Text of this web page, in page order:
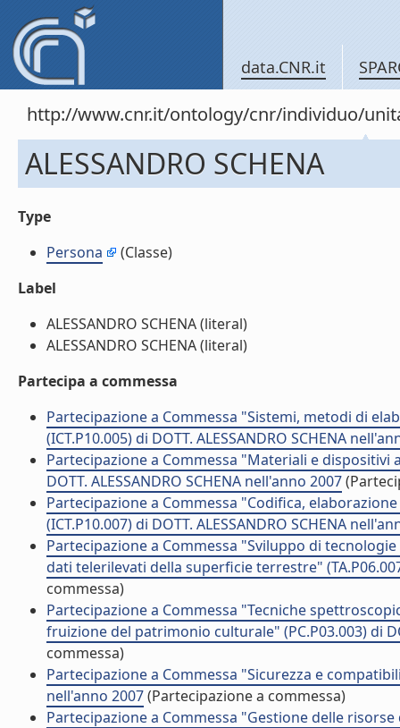
data.CNR.it
http://www.cnr.it/ontology/cnr/individuo/
ALESSANDRO SCHENA
Type
Persona
(Classe)
Label
ALESSANDRO SCHENA (literal)
ALESSANDRO SCHENA (literal)
Partecipa a commessa
Partecipazione a Commessa "Sistemi, metodi di
(ICT.P10.005) di DOTT. ALESSANDRO SCHENA
Partecipazione a Commessa "Materiali e
DOTT. ALESSANDRO SCHENA nell'anno 2007
Partecipazione a Commessa "Codifica,
(ICT.P10.007) di DOTT. ALESSANDRO SCHENA
Partecipazione a Commessa "Sviluppo di
dati telerilevati della superficie terrestre"
commessa)
Partecipazione a Commessa "Tecniche
fruizione del patrimonio culturale" (PC.P03.003) di
commessa)
Partecipazione a Commessa "Sicurezza e
nell'anno 2007(Partecipazione a commessa)
Partecipazione a Commessa "Gestione delle